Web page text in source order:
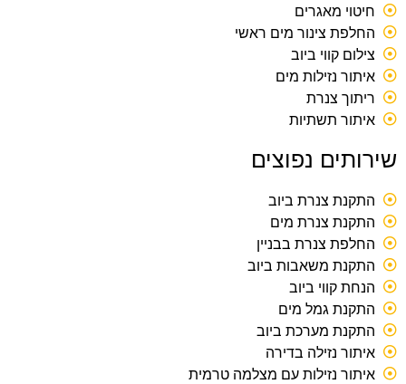
חיטוי מאגרים
החלפת צינור מים ראשי
צילום קווי ביוב
איתור נזילות מים
ריתוך צנרת
איתור תשתיות
שירותים נפוצים
התקנת צנרת ביוב
התקנת צנרת מים
החלפת צנרת בבניין
התקנת משאבות ביוב
הנחת קווי ביוב
התקנת גמל מים
התקנת מערכת ביוב
איתור נזילה בדירה
איתור נזילות עם מצלמה טרמית